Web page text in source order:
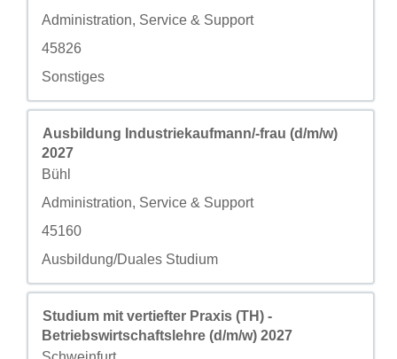
自定义字段 2
Administration, Service & Support
自定义字段 3
45826
自定义字段 4
Sonstiges
职务
Ausbildung Industriekaufmann/-frau (d/m/w)
2027
城市
Bühl
自定义字段 2
Administration, Service & Support
自定义字段 3
45160
自定义字段 4
Ausbildung/Duales Studium
使用空格键进行选择以查看职位信息的完整内容。
职务
Studium mit vertiefter Praxis (TH) -
Betriebswirtschaftslehre (d/m/w) 2027
城市
使用空格键进行选择以查看职位信息的完整内容。